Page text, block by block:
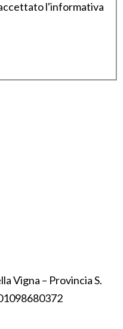
l'informativa
Vigna – Provincia S.